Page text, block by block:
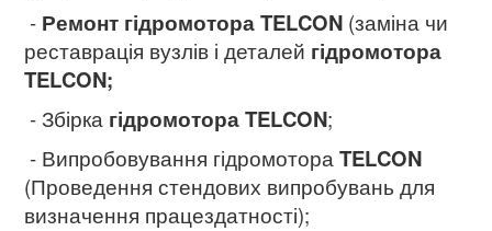
- Ремонт гідромотора TELCON (заміна чи
реставрація вузлів і деталей гідромотора
TELCON;
- Збірка гідромотора TELCON;
- Випробовування гідромотораTELCON
(Проведення стендових випробувань для
визначення працездатності);